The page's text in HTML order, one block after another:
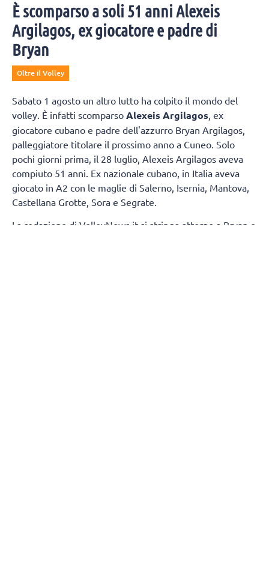
È scomparso a soli 51 anni Alexeis
Argilagos, ex giocatore e padre di
Bryan
Oltre il Volley
Sabato 1 agosto un altro lutto ha colpito il mondo del
volley. È infatti scomparso Alexeis Argilagos , ex
giocatore cubano e padre dell'azzurro Bryan Argilagos,
palleggiatore titolare il prossimo anno a Cuneo. Solo
pochi giorni prima, il 28 luglio, Alexeis Argilagos aveva
compiuto 51 anni. Ex nazionale cubano, in Italia aveva
giocato in A2 con le maglie di Salerno, Isernia, Mantova,
Castellana Grotte, Sora e Segrate.
La redazione di VolleyNews.it si stringe attorno a Bryan e